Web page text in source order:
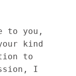
to you,
kind
to
I